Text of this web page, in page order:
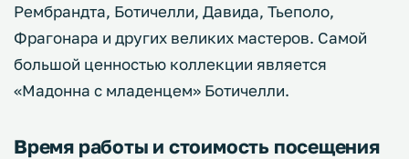
Рембрандта, Ботичелли, Давида, Тьеполо,
Фрагонара и других великих мастеров. Самой
большой ценностью коллекции является
«Мадонна с младенцем» Ботичелли.
Время работы и стоимость посещения